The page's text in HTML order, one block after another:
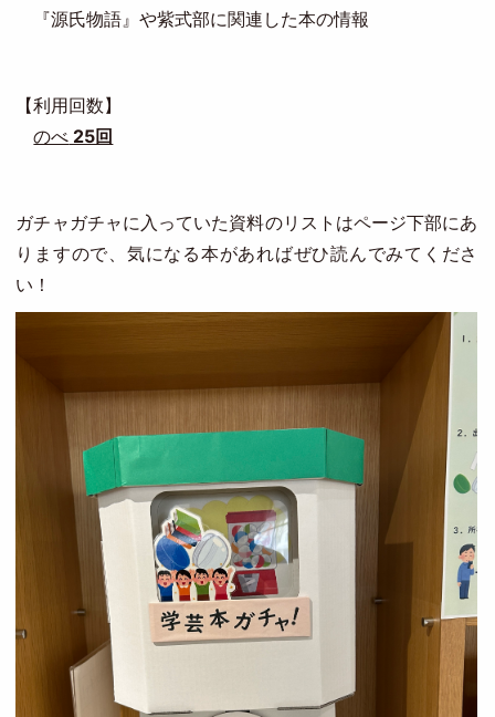
『源氏物語』や紫式部に関連した本の情報
【利用回数】
のべ 25回
ガチャガチャに入っていた資料のリストはページ下部にあ
りますので、気になる本があればぜひ読んでみてくださ
い！